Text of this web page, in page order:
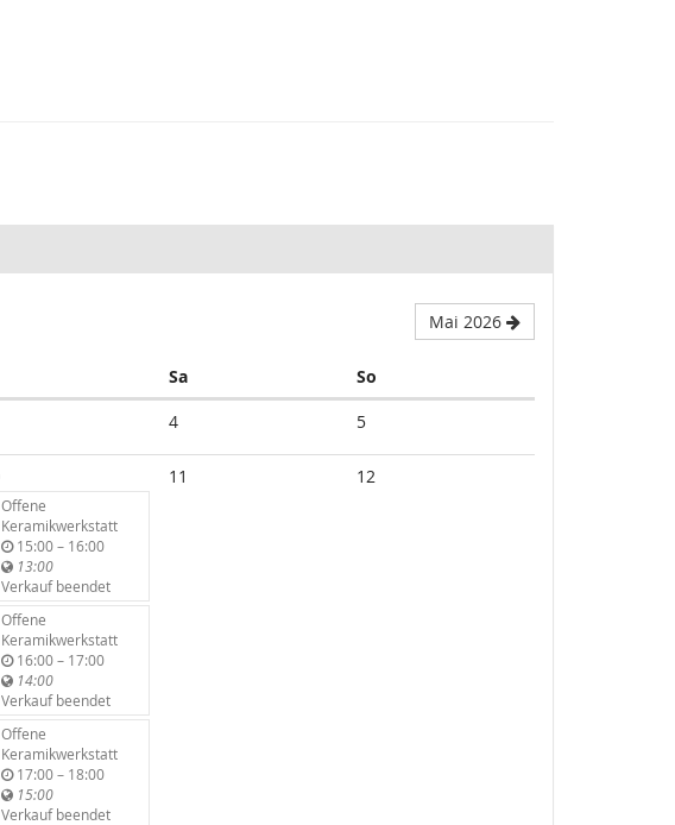
Mai 2026
SaSamstag So
4 5
Offene
Keramikwerkstatt
15:00–b
s
16:00
13:00
Verkauf beendet
Offene
Keramikwerkstatt
16:00–b
s
17:00
14:00
Verkauf beendet
Offene
Keramikwerkstatt
17:00–b
s
18:00
15:00
Verkauf beendet
11 12